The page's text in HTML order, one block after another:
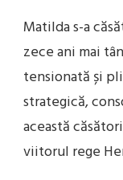
Matilda s-a
zece ani mai
tensionată și
strategică,
această
viitorul rege